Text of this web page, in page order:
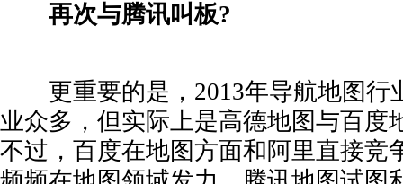
再次与腾讯叫板?
更重要的是，2013年导航地图行
业众多，但实际上是高德地图与百度
不过，百度在地图方面和阿里直接竞